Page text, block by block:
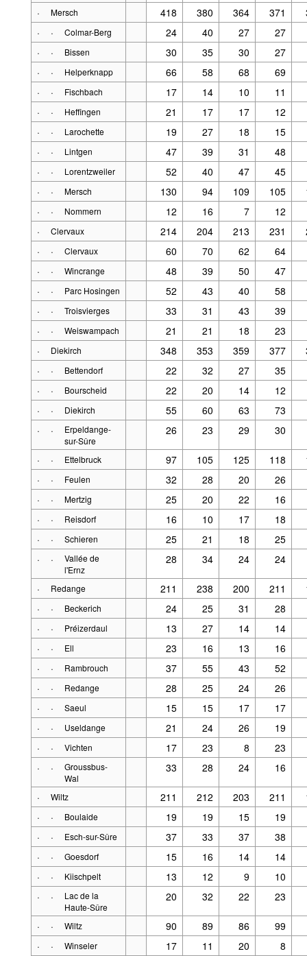
·
Mersch 418 380 364 371
· · Colmar-Berg 24 40 27
27
· · Bissen 30 35 30
27
· · Helperknapp 66 58 68
69
· · Fischbach 17 14 10
11
· · Heffingen 21 17 17
12
· · Larochette 19 27 18
15
· · Lintgen 47 39 31
48
· · Lorentzweiler 52 40 47
45
· · Mersch 130 94 109 105
· · Nommern 12 16 7
12
·
Clervaux 214 204 213 231
· · Clervaux 60 70 62
64
· · Wincrange 48 39 50
47
· · Parc Hosingen 52 43 40
58
· · Troisvierges 33 31 43
39
· · Weiswampach 21 21 18
23
·
Diekirch 348 353 359 377
· · Bettendorf 22 32 27
35
· · Bourscheid 22 20 14
12
· · Diekirch 55 60 63
73
· ·
Erpeldange-
sur-Sûre
26 23 29 30
· · Ettelbruck 97 105 125 118
· · Feulen 32 28 20
26
· · Mertzig 25 20 22
16
· · Reisdorf 16 10 17
18
· · Schieren 25 21 18
25
· ·
Vallée de
l'Ernz
28 34 24 24
· Redange 211 238 200 211
· · Beckerich 24 25 31
28
· · Préizerdaul 13 27 14
14
· · Ell 23 16 13
16
· · Rambrouch 37 55 43
52
· · Redange 28 25 24
26
· · Saeul 15 15 17
17
· · Useldange 21 24 26
19
· · Vichten 17 23 8
23
· ·
Groussbus-
Wal
33 28 24 16
· Wiltz 211 212 203 211
· · Boulaide 19 19 15
19
· · Esch-sur-Sûre 37 33 37
38
· · Goesdorf 15 16 14
14
· · Kiischpelt 13 12 9
10
· ·
Lac de la
Haute-Sûre
20 32 22 23
· · Wiltz 90 89 86
99
· · Winseler 17 11 20 8